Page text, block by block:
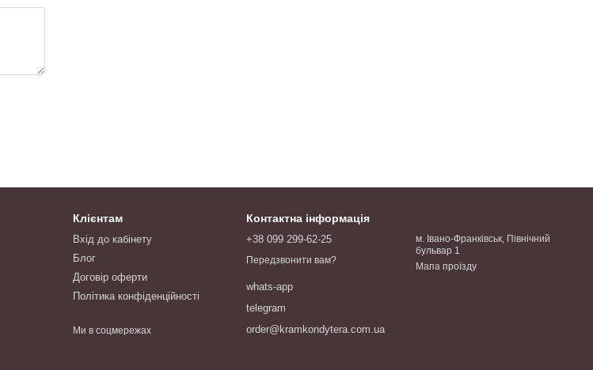
Клієнтам
Вхід до кабінету
Блог
Договір оферти
Політика конфіденційності
Ми в соцмережах
Контактна інформація
+38 099 299-62-25
Передзвонити вам?
whats-app
telegram
order@kramkondytera.com.ua
м. Івано-Франківськ, Північний
бульвар 1
Мапа проїзду